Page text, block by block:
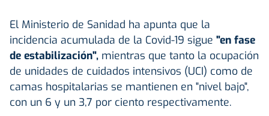
El Ministerio de Sanidad ha apunta que la
incidencia acumulada de la Covid-19 sigue "en fase
de estabilización", mientras que tanto la ocupación
de unidades de cuidados intensivos (UCI) como de
camas hospitalarias se mantienen en "nivel bajo",
con un 6 y un 3,7 por ciento respectivamente.